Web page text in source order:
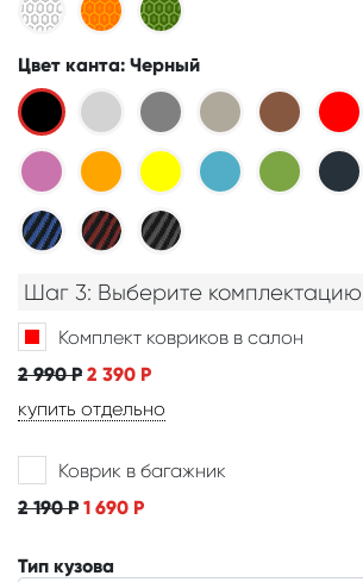
Цвет канта: Черный
Шаг 3: Выберите комплектацию
Комплект ковриков в салон
2 990Р 2 390 Р
купить отдельно
Коврик в багажник
2 190Р 1 690 Р
Тип кузова